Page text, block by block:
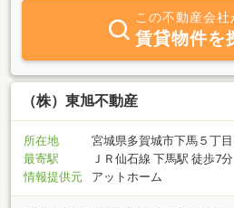
をお待ちしています。（＾＾）★シャ
ス不動産特約店★で賃貸物件も多数取
周辺（仙台市・七ヶ浜・塩釜・利府等
介・買取、宅地開発・建売、不動産賃
り★仙台港周辺の貸地売地の仲介実績
「借りたい」「貸したい」「買いたい
い」等ございましたら、ご相談をお待
この不動産会社
賃貸物件を
（株）東旭不動産
所在地
宮城県多賀城市下馬５丁
最寄駅
ＪＲ仙石線 下馬駅 徒歩7分
情報提供元
アットホーム